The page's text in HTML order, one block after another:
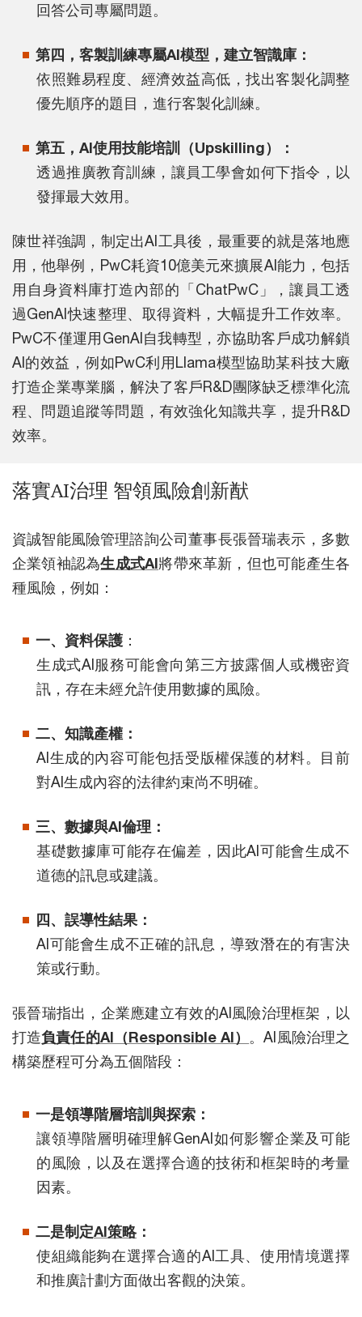
回答公司專屬問題。
第四，客製訓練專屬AI模型，建立智識庫：
依照難易程度、經濟效益高低，找出客製化調整
優先順序的題目，進行客製化訓練。
第五，AI使用技能培訓（Upskilling）：
透過推廣教育訓練，讓員工學會如何下指令，以
發揮最大效用。
陳世祥強調，制定出AI工具後，最重要的就是落地應
用，他舉例，PwC耗資10億美元來擴展AI能力，包括
用自身資料庫打造內部的「ChatPwC」，讓員工透
過GenAI快速整理、取得資料，大幅提升工作效率。
PwC不僅運用GenAI自我轉型，亦協助客戶成功解鎖
AI的效益，例如PwC利用Llama模型協助某科技大廠
打造企業專業腦，解決了客戶R&D團隊缺乏標準化流
程、問題追蹤等問題，有效強化知識共享，提升R&D
效率。
落實AI治理 智領風險創新猷
資誠智能風險管理諮詢公司董事長張晉瑞表示，多數
企業領袖認為生成式AI將帶來革新，但也可能產生各
種風險，例如：
一、資料保護 ：
生成式AI服務可能會向第三方披露個人或機密資
訊，存在未經允許使用數據的風險。
二、知識產權：
AI生成的內容可能包括受版權保護的材料。目前
對AI生成內容的法律約束尚不明確。
三、數據與AI倫理：
基礎數據庫可能存在偏差，因此AI可能會生成不
道德的訊息或建議。
四、誤導性結果：
AI可能會生成不正確的訊息，導致潛在的有害決
策或行動。
張晉瑞指出，企業應建立有效的AI風險治理框架，以
打造負責任的AI（Responsible AI） 。AI風險治理之
構築歷程可分為五個階段：
一是領導階層培訓與探索：
讓領導階層明確理解GenAI如何影響企業及可能
的風險，以及在選擇合適的技術和框架時的考量
因素。
二是制定AI策略 ：
使組織能夠在選擇合適的AI工具、使用情境選擇
和推廣計劃方面做出客觀的決策。